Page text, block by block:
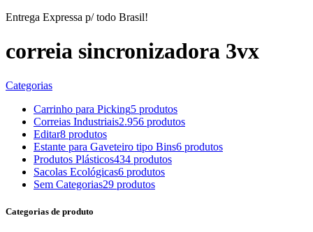
Entrega Expressa p/ todo Brasil!
correia sincronizadora 3vx
Categorias
Carrinho para Picking5 produtos
Correias Industriais2.956 produtos
Editar8 produtos
Estante para Gaveteiro tipo Bins6 produtos
Produtos Plásticos434 produtos
Sacolas Ecológicas6 produtos
Sem Categorias29 produtos
Categorias de produto